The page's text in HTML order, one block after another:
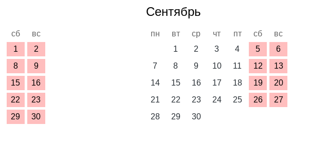
сб
вс
1
2
8
9
15
16
22
23
29
30
Сентябрь
пн вт ср чт пт сб
вс
1
2 3 4 5
6
7
8 9 10 11 12
13
14
15 16 17 18 19
20
21
22 23 24 25 26
27
28
29 30